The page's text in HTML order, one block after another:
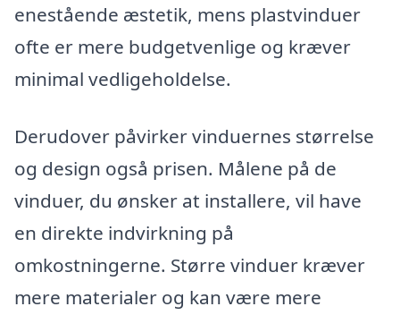
enestående æstetik, mens plastvinduer
ofte er mere budgetvenlige og kræver
minimal vedligeholdelse.
Derudover påvirker vinduernes størrelse
og design også prisen. Målene på de
vinduer, du ønsker at installere, vil have
en direkte indvirkning på
omkostningerne. Større vinduer kræver
mere materialer og kan være mere